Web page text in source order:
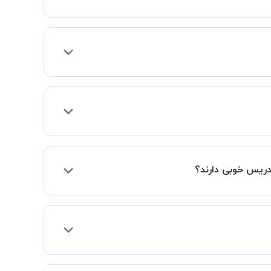
در استادبانک را دریافت میکند.
خوبی دارند؟
اختلاف هزینه آنها با اساتید دیگر به دلیل
و به سطح مطلوب خود برسید.